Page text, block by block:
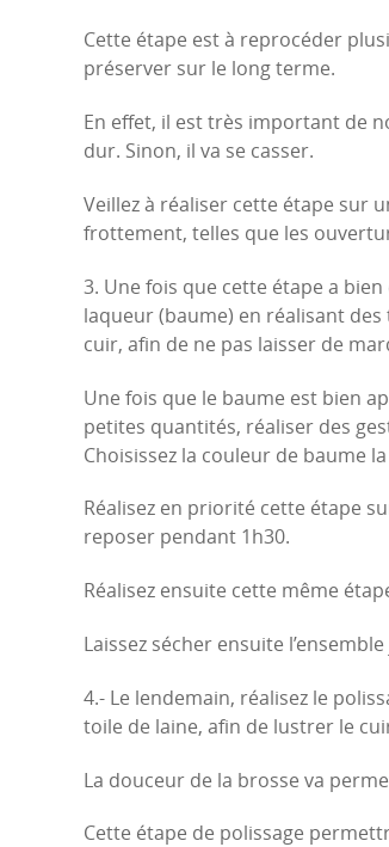
Cette étape est à reprocéder
préserver sur le long terme.
En effet, il est très important de
dur. Sinon, il va se casser.
Veillez à réaliser cette étape sur
frottement, telles que les
3. Une fois que cette étape a
laqueur (baume) en réalisant
cuir, afin de ne pas laisser de
Une fois que le baume est bien
petites quantités, réaliser des
Choisissez la couleur de baume
Réalisez en priorité cette étape
reposer pendant 1h30.
Réalisez ensuite cette même
Laissez sécher ensuite
4.- Le lendemain, réalisez le
toile de laine, afin de lustrer le
La douceur de la brosse va
Cette étape de polissage